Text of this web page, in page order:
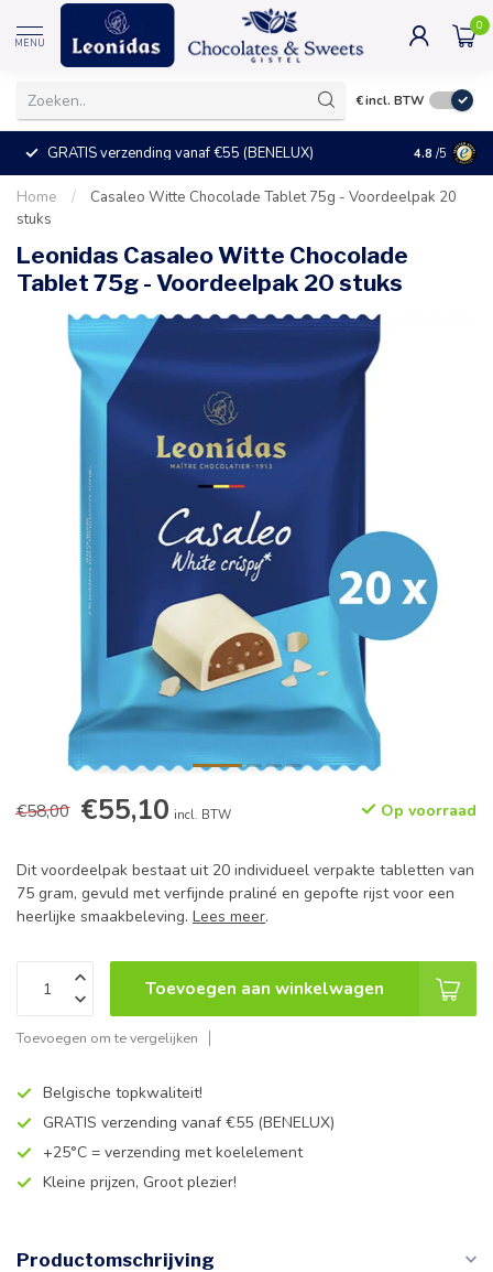
MENU
0
€incl. BTW
GRATIS verzending vanaf €55 (BENELUX) +25°C =
4.8 /5
Home /
Casaleo Witte Chocolade Tablet 75g - Voordeelpak 20
stuks
Leonidas Casaleo Witte Chocolade
Tablet 75g - Voordeelpak 20 stuks
€58,00 €55,10 incl. BTW Op voorraad
Dit voordeelpak bestaat uit 20 individueel verpakte tabletten van
75 gram, gevuld met verfijnde praliné en gepofte rijst voor een
heerlijke smaakbeleving. Lees meer.
Toevoegen aan winkelwagen
Toevoegen om te vergelijken
Belgische topkwaliteit!
GRATIS verzending vanaf €55 (BENELUX)
+25°C = verzending met koelelement
Kleine prijzen, Groot plezier!
Productomschrijving